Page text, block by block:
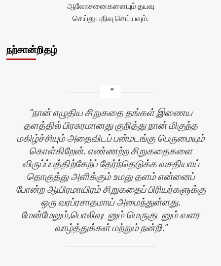
ஆலோசனைகளையும் தயவு
செய்து பதிவு செய்யவும்.
நற்சான்றிதழ்
நான் எழுதிய சிறுகதை தங்கள் இணைய
தளத்தில் பிரசுரமானது குறித்து நான் மிகுந்த
மகிழ்ச்சியும் அதைவிடப் பன்மடங்கு பெருமையும்
கொள்கிறேன். எண்ணற்ற சிறுகதைகளை
விருப்ப்பத்திற்கேற்ப் தேர்ந்தெடுக்க வசதியாய்
தொகுத்து அளிக்கும் உமது தளம் என்னைப்
போன்ற ஆயிரமாயிரம் சிறுகதைப் பிரியர்களுக்கு
ஒரு வரப்ரசாதமாய் அமைந்துள்ளது.
மேன்மேலும்,பொலிவுடனும் மெருகுடனும் வளர
வாழ்த்துக்கள் மற்றும் நன்றி.